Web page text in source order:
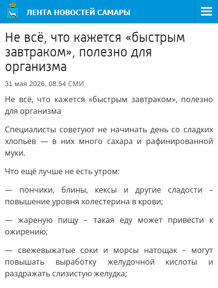
Не всё, что кажется «быстрым
завтраком», полезно для
организма
31 мая 2026, 08:54 СМИ
Не всё, что кажется «быстрым завтраком», полезно
для организма
Специалисты советуют не начинать день со сладких
хлопьев — в них много сахара и рафинированной
муки.
Что ещё лучше не есть утром:
— пончики, блины, кексы и другие сладости –
повышение уровня холестерина в крови;
— жареную пищу – такая еду может привести к
ожирению;
— свежевыжатые соки и морсы натощак – могут
повышать выработку желудочной кислоты и
раздражать слизистую желудка;